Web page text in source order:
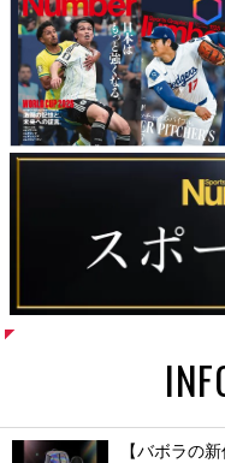
【バボラの